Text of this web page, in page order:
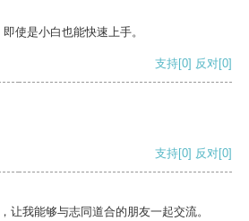
使是小白也能快速上手。
支持[0] 反对[0]
支持[0] 反对[0]
让我能够与志同道合的朋友一起交流。